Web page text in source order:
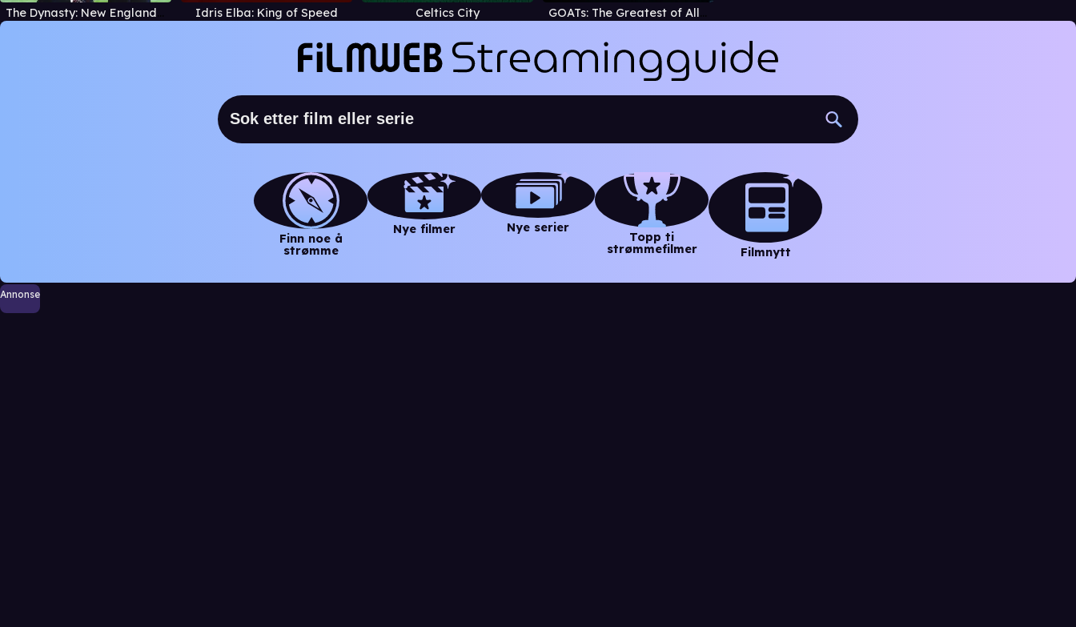
The Dynasty: New England Patriots Idris Elba: King of Speed Celtics City GOATs: The Greatest of All Time
Finn noe å
strømme
Nye filmer Nye serier
Topp ti
strømmefilmer
Filmnytt
Annonse